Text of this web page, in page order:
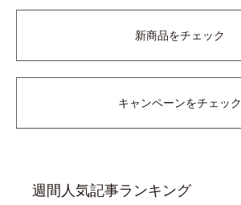
新商品をチェック
キャンペーンをチェック
週間人気記事ランキング